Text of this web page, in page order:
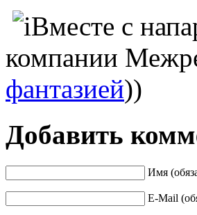
Вместе с
компании
фантазией))
Добавить
Имя
E-Mail